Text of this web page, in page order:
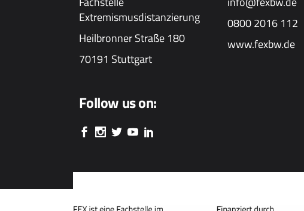
Extremismusdistanzierung
Heilbronner Straße 180
70191 Stuttgart
0800 2016 112
www.fexbw.de
Follow us on: